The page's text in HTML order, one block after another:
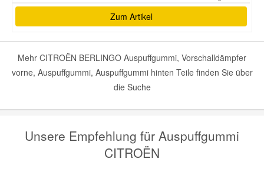
Zum Artikel
Mehr CITROËN BERLINGO Auspuffgummi, Vorschalldämpfer
vorne, Auspuffgummi, Auspuffgummi hinten Teile finden Sie über
die Suche
Unsere Empfehlung für Auspuffgummi
CITROËN